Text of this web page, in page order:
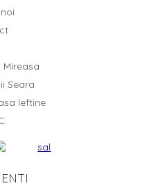
Mireasa
Seara
Ieftine